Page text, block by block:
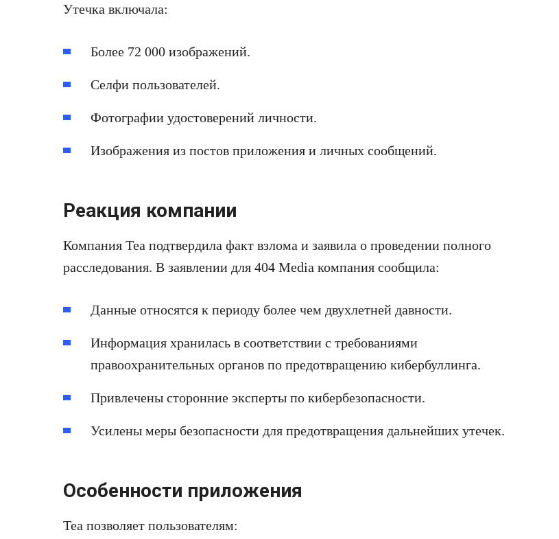
Утечка включала:
Более 72 000 изображений.
Селфи пользователей.
Фотографии удостоверений личности.
Изображения из постов приложения и личных сообщений.
Реакция компании
Компания Tea подтвердила факт взлома и заявила о проведении полного
расследования. В заявлении для 404 Media компания сообщила:
Данные относятся к периоду более чем двухлетней давности.
Информация хранилась в соответствии с требованиями
правоохранительных органов по предотвращению кибербуллинга.
Привлечены сторонние эксперты по кибербезопасности.
Усилены меры безопасности для предотвращения дальнейших утечек.
Особенности приложения
Tea позволяет пользователям: